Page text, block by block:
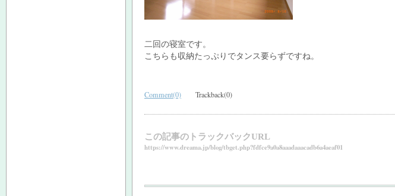
二回の寝室です。
こちらも収納たっぷりでタンス要らずですね。
Comment(0) Trackback(0)
この記事のトラックバックURL
https://www.dreama.jp/blog/tbget.php?fdfce9a0a8aaadaaacadb6a4aeaf01